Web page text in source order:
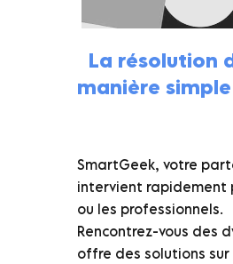
La résolution
manière
SmartGeek, votre
intervient rapidement
ou les professionnels.
Rencontrez-vous des
offre des solutions sur